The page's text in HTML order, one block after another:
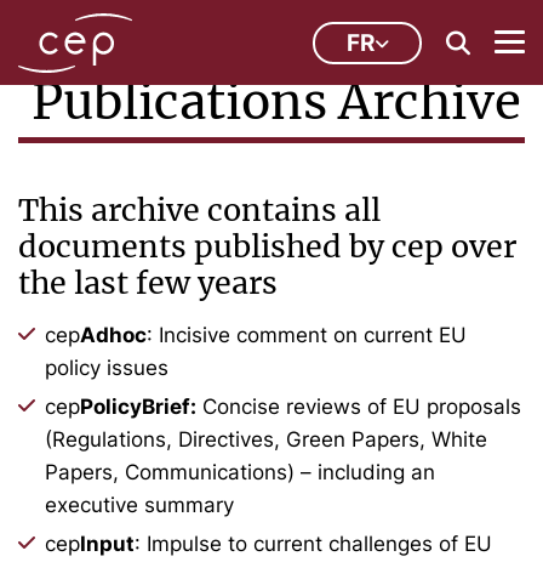
FR
Publications Archive
This archive contains all
documents published by cep over
the last few years
cepAdhoc: Incisive comment on current EU
policy issues
cepPolicyBrief: Concise reviews of EU proposals
(Regulations, Directives, Green Papers, White
Papers, Communications) – including an
executive summary
cepInput: Impulse to current challenges of EU